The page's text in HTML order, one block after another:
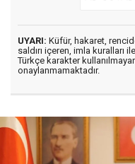
UYARI: Küfür, hakaret,
saldırı içeren, imla kuralları
Türkçe karakter
onaylanmamaktadır.